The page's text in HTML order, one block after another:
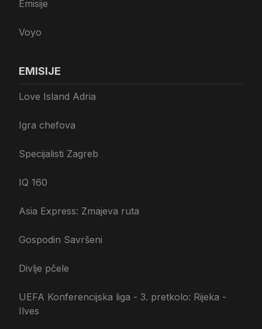
Emisije
Voyo
EMISIJE
Love Island Adria
Igra chefova
Specijalisti Zagreb
IQ 160
Asia Express: Zmajeva ruta
Gospodin Savršeni
Divlje pčele
UEFA Konferencijska liga - 3. pretkolo: Rijeka -
Ilves